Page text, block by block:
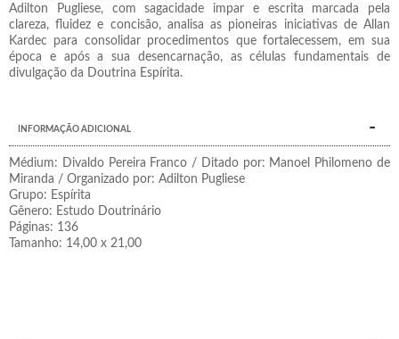
Adilton Pugliese, com sagacidade impar e escrita marcada pela
clareza, fluidez e concisão, analisa as pioneiras iniciativas de Allan
Kardec para consolidar procedimentos que fortalecessem, em sua
época e após a sua desencarnação, as células fundamentais de
divulgação da Doutrina Espírita.
INFORMAÇÃO ADICIONAL
Médium: Divaldo Pereira Franco / Ditado por: Manoel Philomeno de
Miranda / Organizado por: Adilton Pugliese
Grupo: Espírita
Gênero: Estudo Doutrinário
Páginas: 136
Tamanho: 14,00 x 21,00